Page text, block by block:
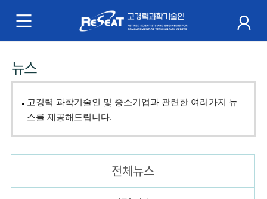
R
e
e
a
t
고
력
메
뉴스
고경력 과학기술인 및 중소기업과 관련한 여러가지 뉴
스를 제공해드립니다.
전체뉴스